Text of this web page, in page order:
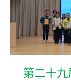
第二十